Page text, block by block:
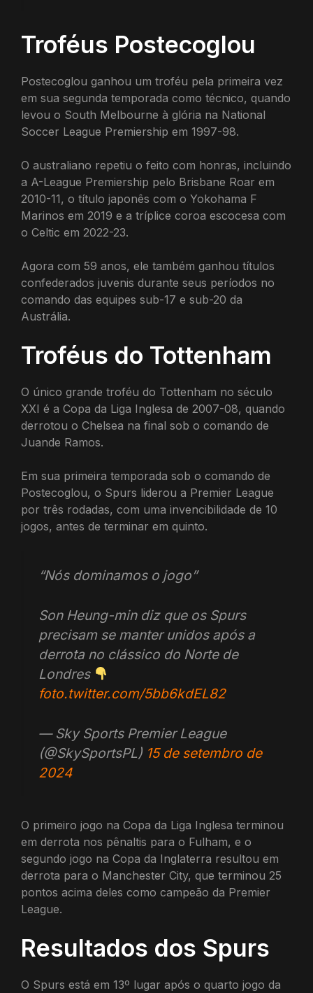
Troféus Postecoglou
Postecoglou ganhou um troféu pela primeira vez
em sua segunda temporada como técnico, quando
levou o South Melbourne à glória na National
Soccer League Premiership em 1997-98.
O australiano repetiu o feito com honras, incluindo
a A-League Premiership pelo Brisbane Roar em
2010-11, o título japonês com o Yokohama F
Marinos em 2019 e a tríplice coroa escocesa com
o Celtic em 2022-23.
Agora com 59 anos, ele também ganhou títulos
confederados juvenis durante seus períodos no
comando das equipes sub-17 e sub-20 da
Austrália.
Troféus do Tottenham
O único grande troféu do Tottenham no século
XXI é a Copa da Liga Inglesa de 2007-08, quando
derrotou o Chelsea na final sob o comando de
Juande Ramos.
Em sua primeira temporada sob o comando de
Postecoglou, o Spurs liderou a Premier League
por três rodadas, com uma invencibilidade de 10
jogos, antes de terminar em quinto.
“Nós dominamos o jogo”
Son Heung-min diz que os Spurs
precisam se manter unidos após a
derrota no clássico do Norte de
Londres
foto.twitter.com/5bb6kdEL82
— Sky Sports Premier League
(@SkySportsPL) 15 de setembro de
2024
O primeiro jogo na Copa da Liga Inglesa terminou
em derrota nos pênaltis para o Fulham, e o
segundo jogo na Copa da Inglaterra resultou em
derrota para o Manchester City, que terminou 25
pontos acima deles como campeão da Premier
League.
Resultados dos Spurs
O Spurs está em 13º lugar após o quarto jogo da